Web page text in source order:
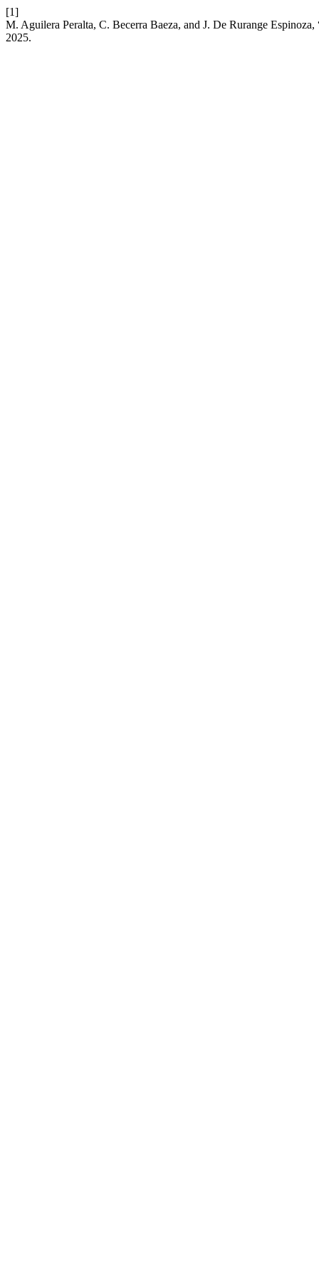
[1]
M. Aguilera Peralta, C. Becerra Baeza, and J. De Rurange
2025.